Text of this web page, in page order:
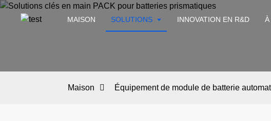
MAISON SOLUTIONS INNOVATION EN R&D À
Maison Équipement de module de batterie